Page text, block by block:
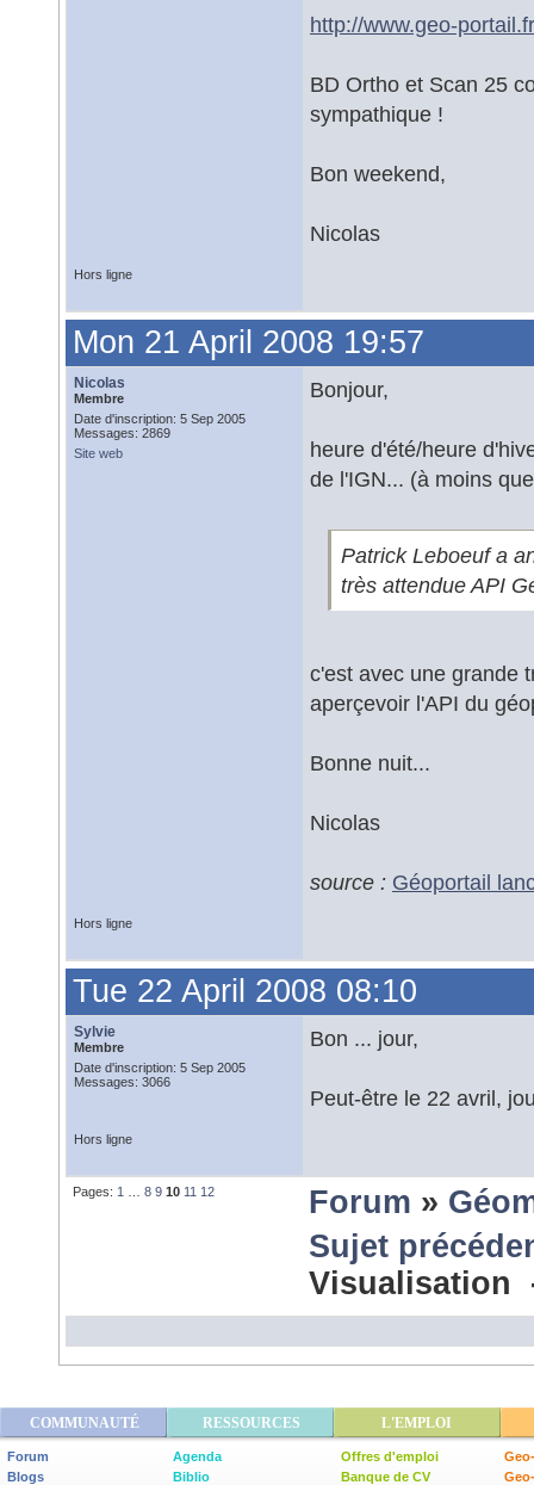
http://www.geo-
BD Ortho et Scan 25
sympathique !
Bon weekend,
Nicolas
Hors ligne
Mon 21 April 2008 19:57
Nicolas
Membre
Date d'inscription: 5 Sep 2005
Messages: 2869
Site web
Bonjour,
heure d'été/heure
de l'IGN... (à moins
Patrick Leboeuf a
très attendue API
c'est avec une grande
aperçevoir l'API du
Bonne nuit...
Nicolas
source : Géoportail
Hors ligne
Tue 22 April 2008 08:10
Sylvie
Membre
Date d'inscription: 5 Sep 2005
Messages: 3066
Bon ... jour,
Peut-être le 22 avril,
Hors ligne
Pages: 1 8 9 10 11 12 Forum »
Sujet
COMMUNAUTÉ RESSOURCES L'EMPLOI
Forum
Blogs
Agenda
Biblio
Offres d'emploi
Banque de CV